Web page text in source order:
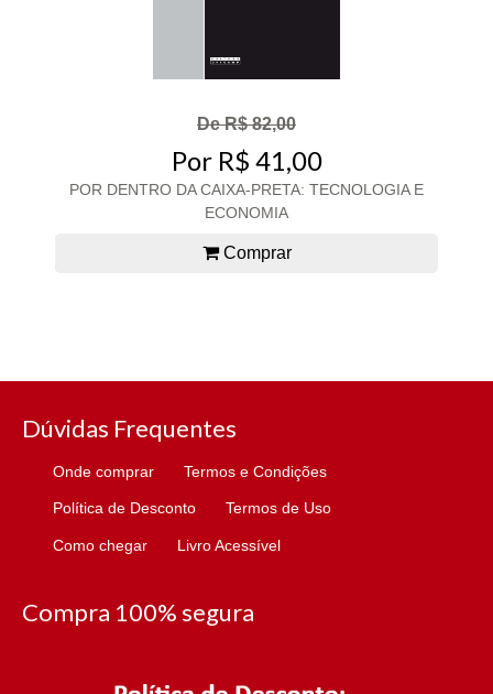
De R$ 82,00
Por R$ 41,00
POR DENTRO DA CAIXA-PRETA: TECNOLOGIA E
ECONOMIA
Comprar
Dúvidas Frequentes
Onde comprar Termos e Condições
Política de Desconto Termos de Uso
Como chegar Livro Acessível
Compra 100% segura